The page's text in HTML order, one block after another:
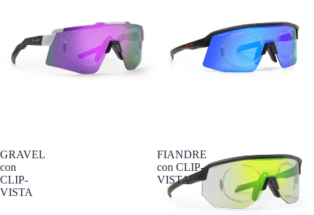
GRAVEL
con
CLIP-
VISTA
FIANDRE
con CLIP-
VISTA